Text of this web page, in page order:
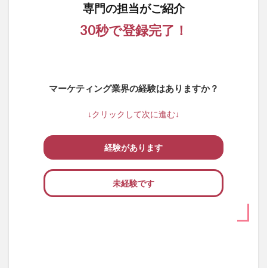
専門の担当がご紹介
30秒で登録完了！
マーケティング業界の経験はありますか？
↓クリックして次に進む↓
経験があります
未経験です